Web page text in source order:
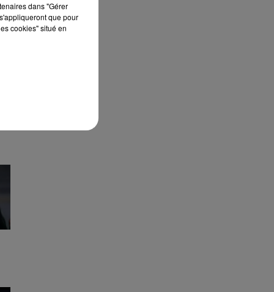
dans "Gérer
que pour
cookies" situé en